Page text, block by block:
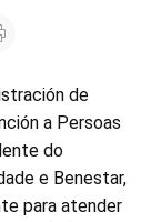
de
a Persoas
do
e Benestar,
para atender